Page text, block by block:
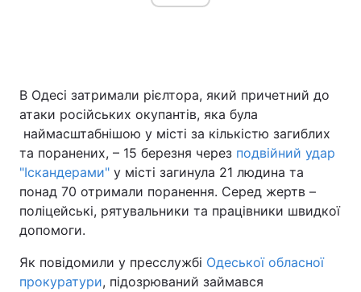
Україна Політика
Економіка
Спорт Наука
Техно і зв'язок Лайт
Зброя
Здоров'я Туризм
В Одесі затримали рієлтора, який причетний до
атаки російських окупантів, яка була
наймасштабнішою у місті за кількістю загиблих
та поранених, – 15 березня через подвійний удар
"Іскандерами" у місті загинула 21 людина та
понад 70 отримали поранення. Серед жертв –
поліцейські, рятувальники та працівники швидкої
допомоги.
Як повідомили у пресслужбі Одеської обласної
прокуратури, підозрюваний займався